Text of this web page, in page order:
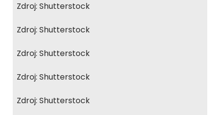
Zdroj: Shutterstock
Zdroj: Shutterstock
Zdroj: Shutterstock
Zdroj: Shutterstock
Zdroj: Shutterstock